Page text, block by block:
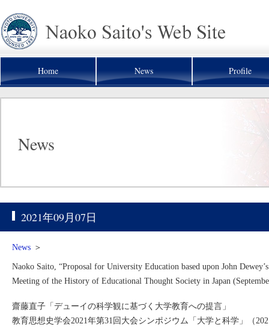
Home News Profile
News
2021年09月07日
News ＞
Naoko Saito, “Proposal for University Education based upon John
Meeting of the History of Educational Thought Society in Japan
齋藤直子「デューイの科学観に基づく大学教育への提言」
教育思想史学会2021年第31回大会シンポジウム「大学と科学」（